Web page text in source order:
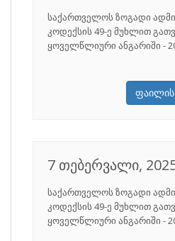
საქართველოს ზოგადი
კოდექსის 49­-ე მუხლით
ყოველწლიური ანგარიში -
7 თებერვალი,
საქართველოს ზოგადი
კოდექსის 49-­ე მუხლით
ყოველწლიური ანგარიში -